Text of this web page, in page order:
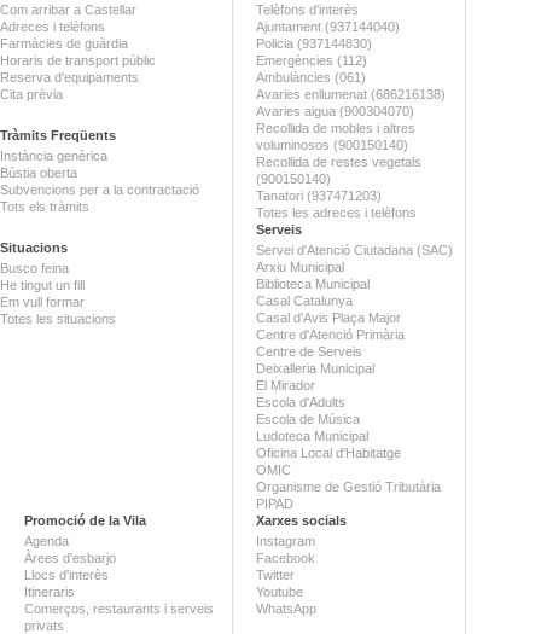
Com arribar a Castellar
Adreces i telèfons
Farmàcies de guàrdia
Horaris de transport públic
Reserva d'equipaments
Cita prèvia
Tràmits Freqüents
Instància genèrica
Bústia oberta
Subvencions per a la contractació
Tots els tràmits
Situacions
Busco feina
He tingut un fill
Em vull formar
Totes les situacions
Telèfons d'interès
Ajuntament (937144040)
Policia (937144830)
Emergències (112)
Ambulàncies (061)
Avaries enllumenat (686216138)
Avaries aigua (900304070)
Recollida de mobles i altres
voluminosos (900150140)
Recollida de restes vegetals
(900150140)
Tanatori (937471203)
Totes les adreces i telèfons
Serveis
Servei d'Atenció Ciutadana (SAC)
Arxiu Municipal
Biblioteca Municipal
Casal Catalunya
Casal d'Avis Plaça Major
Centre d'Atenció Primària
Centre de Serveis
Deixalleria Municipal
El Mirador
Escola d'Adults
Escola de Música
Ludoteca Municipal
Oficina Local d'Habitatge
OMIC
Organisme de Gestió Tributària
PIPAD
Promoció de la Vila
Agenda
Àrees d'esbarjo
Llocs d'interès
Itineraris
Comerços, restaurants i serveis
privats
Xarxes socials
Instagram
Facebook
Twitter
Youtube
WhatsApp